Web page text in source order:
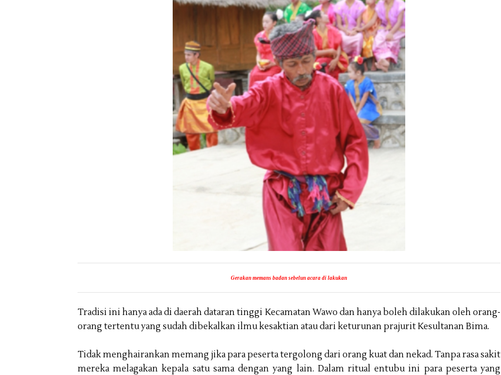
Gerakan memans badan sebelun acara di lakukan
Tradisi ini hanya ada di daerah dataran tinggi Kecamatan Wawo dan hanya boleh dilakukan oleh orang-
orang tertentu yang sudah dibekalkan ilmu kesaktian atau dari keturunan prajurit Kesultanan Bima.
Tidak menghairankan memang jika para peserta tergolong dari orang kuat dan nekad. Tanpa rasa sakit
mereka melagakan kepala satu sama dengan yang lain. Dalam ritual entubu ini para peserta yang